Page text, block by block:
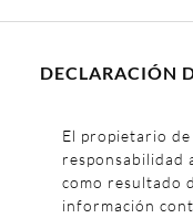
DECLARACIÓN
El propietario
responsabilidad
como resultado
información